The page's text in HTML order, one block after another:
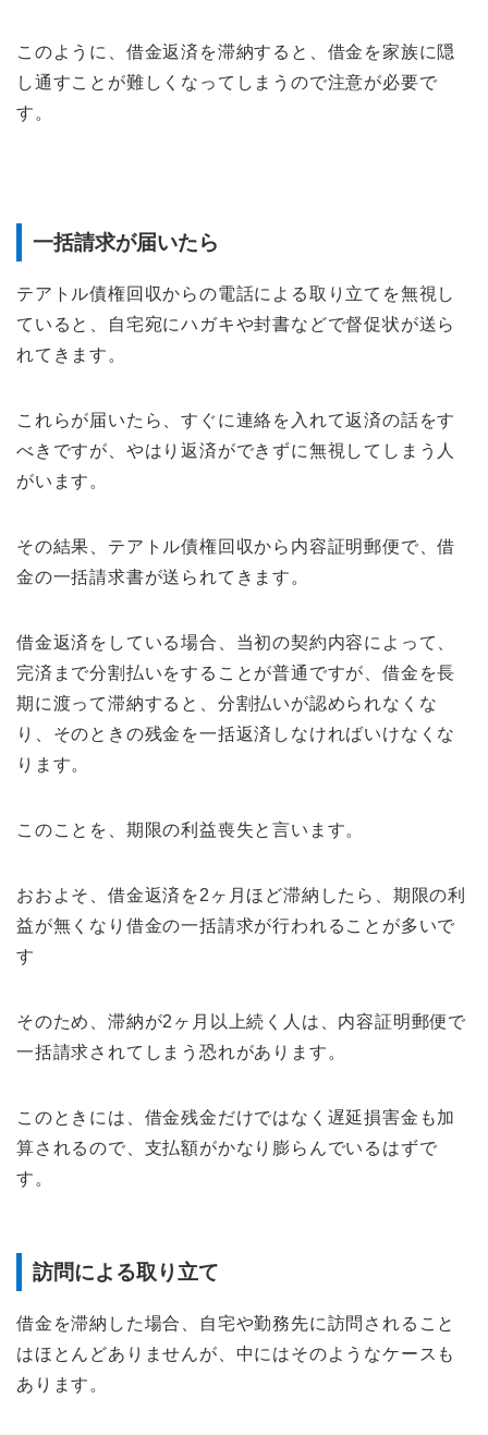
このように、借金返済を滞納すると、借金を家族に隠
し通すことが難しくなってしまうので注意が必要で
す。
一括請求が届いたら
テアトル債権回収からの電話による取り立てを無視し
ていると、自宅宛にハガキや封書などで督促状が送ら
れてきます。
これらが届いたら、すぐに連絡を入れて返済の話をす
べきですが、やはり返済ができずに無視してしまう人
がいます。
その結果、テアトル債権回収から内容証明郵便で、借
金の一括請求書が送られてきます。
借金返済をしている場合、当初の契約内容によって、
完済まで分割払いをすることが普通ですが、借金を長
期に渡って滞納すると、分割払いが認められなくな
り、そのときの残金を一括返済しなければいけなくな
ります。
このことを、期限の利益喪失と言います。
おおよそ、借金返済を2ヶ月ほど滞納したら、期限の利
益が無くなり借金の一括請求が行われることが多いで
す
そのため、滞納が2ヶ月以上続く人は、内容証明郵便で
一括請求されてしまう恐れがあります。
このときには、借金残金だけではなく遅延損害金も加
算されるので、支払額がかなり膨らんでいるはずで
す。
訪問による取り立て
借金を滞納した場合、自宅や勤務先に訪問されること
はほとんどありませんが、中にはそのようなケースも
あります。